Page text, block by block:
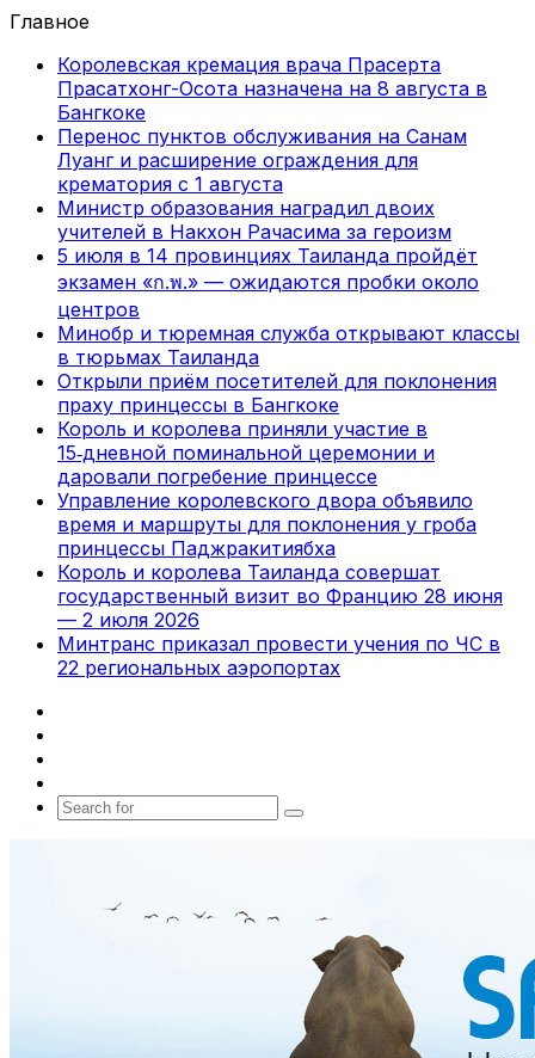
Главное
Королевская кремация врача Прасерта
Прасатхонг-Осота назначена на 8 августа в
Бангкоке
Перенос пунктов обслуживания на Санам
Луанг и расширение ограждения для
крематория с 1 августа
Министр образования наградил двоих
учителей в Накхон Рачасима за героизм
5 июля в 14 провинциях Таиланда пройдёт
экзамен «ก.พ.» — ожидаются пробки около
центров
Минобр и тюремная служба открывают классы
в тюрьмах Таиланда
Открыли приём посетителей для поклонения
праху принцессы в Бангкоке
Король и королева приняли участие в
15‑дневной поминальной церемонии и
даровали погребение принцессе
Управление королевского двора объявило
время и маршруты для поклонения у гроба
принцессы Паджракитиябха
Король и королева Таиланда совершат
государственный визит во Францию 28 июня
— 2 июля 2026
Минтранс приказал провести учения по ЧС в
22 региональных аэропортах
Search